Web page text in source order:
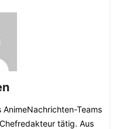
Teams
tätig. Aus